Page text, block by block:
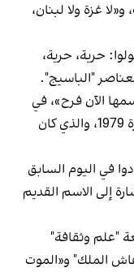
غزة ولا لبنان،
حرية، حرية،
"الباسيج".
الآن فرح»، في
إشارة إلى الاسم السابق للجامعة قبل ثورة 1979، والذي كان
في اليوم السابق
إلى الاسم القديم
"علم وثقافة"
الملك" و«الموت